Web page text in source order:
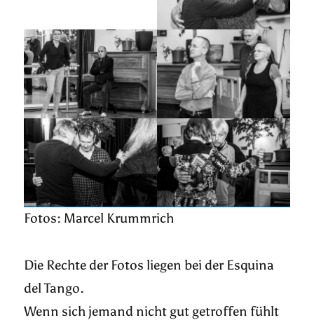
Fotos: Marcel Krummrich
Die Rechte der Fotos liegen bei der Esquina
del Tango.
Wenn sich jemand nicht gut getroffen fühlt